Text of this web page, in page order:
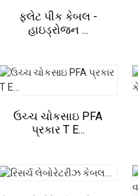
ફ્લેટ પીક કેબલ -
હાઇડ્રોજન ...
ઉચ્ચ ચોકસાઇ PFA
પ્રકાર T E...